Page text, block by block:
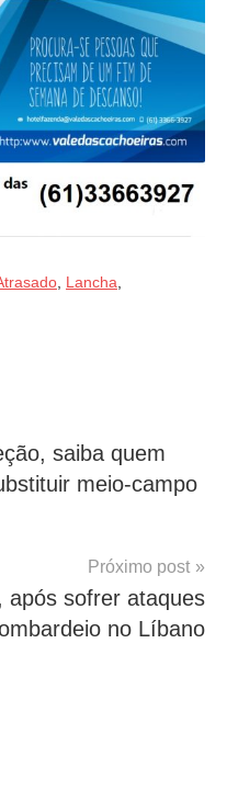
Lancha
saiba quem
meio-campo
Próximo post
após sofrer ataques
no Líbano